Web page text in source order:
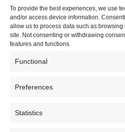
To provide the best experiences, we use
and/or access device information.
allow us to process data such as
site. Not consenting or withdrawing
features and functions.
Functional
Preferences
Statistics
Saradnja